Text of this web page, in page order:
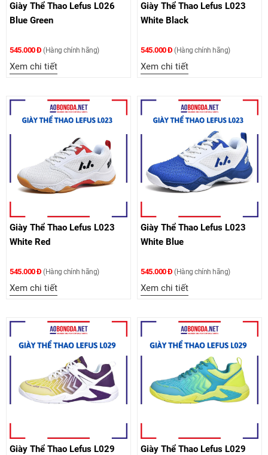
Giày Thể Thao Lefus L026
Blue Green
545.000 Đ (Hàng chính hãng)
Xem chi tiết
Giày Thể Thao Lefus L023
White Black
545.000 Đ (Hàng chính hãng)
Xem chi tiết
Giày Thể Thao Lefus L023
White Red
545.000 Đ (Hàng chính hãng)
Xem chi tiết
Giày Thể Thao Lefus L023
White Blue
545.000 Đ (Hàng chính hãng)
Xem chi tiết
Giày Thể Thao Lefus L029
Giày Thể Thao Lefus L029